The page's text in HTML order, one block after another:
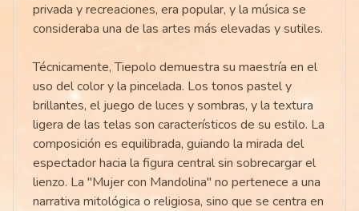
privada y recreaciones, era popular, y la música se
consideraba una de las artes más elevadas y sutiles.
Técnicamente, Tiepolo demuestra su maestría en el
uso del color y la pincelada. Los tonos pastel y
brillantes, el juego de luces y sombras, y la textura
ligera de las telas son característicos de su estilo. La
composición es equilibrada, guiando la mirada del
espectador hacia la figura central sin sobrecargar el
lienzo. La "Mujer con Mandolina" no pertenece a una
narrativa mitológica o religiosa, sino que se centra en